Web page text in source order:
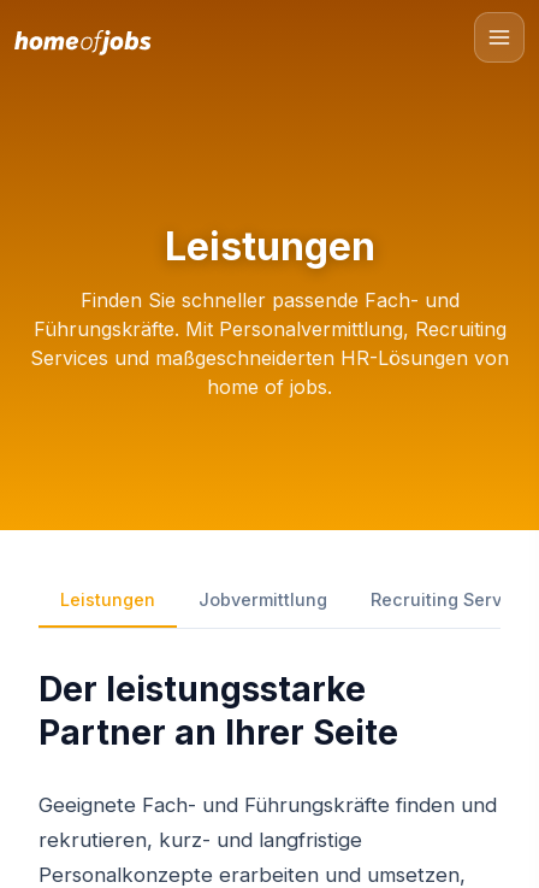
Leistungen
Finden Sie schneller passende Fach- und
Führungskräfte. Mit Personalvermittlung, Recruiting
Services und maßgeschneiderten HR-Lösungen von
home of jobs.
Leistungen Jobvermittlung Recruiting Services
Der leistungsstarke
Partner an Ihrer Seite
Geeignete Fach- und Führungskräfte finden und
rekrutieren, kurz- und langfristige
Personalkonzepte erarbeiten und umsetzen,